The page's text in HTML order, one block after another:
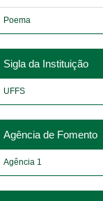
Poema
Sigla da Instituição
UFFS
Agência de Fomento
Agência 1